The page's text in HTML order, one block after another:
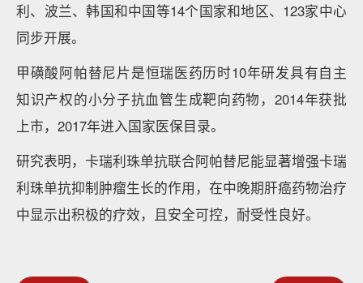
利、波兰、韩国和中国等14个国家和地区、123家中心
同步开展。
甲磺酸阿帕替尼片是恒瑞医药历时10年研发具有自主
知识产权的小分子抗血管生成靶向药物，2014年获批
上市，2017年进入国家医保目录。
研究表明，卡瑞利珠单抗联合阿帕替尼能显著增强卡瑞
利珠单抗抑制肿瘤生长的作用，在中晚期肝癌药物治疗
中显示出积极的疗效，且安全可控，耐受性良好。